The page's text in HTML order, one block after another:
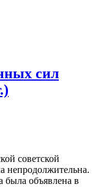
сил
советской
непродолжительна.
была объявлена в